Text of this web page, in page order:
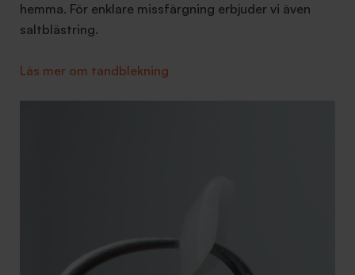
hemma. För enklare missfärgning erbjuder vi även
saltblästring.
Läs mer om tandblekning